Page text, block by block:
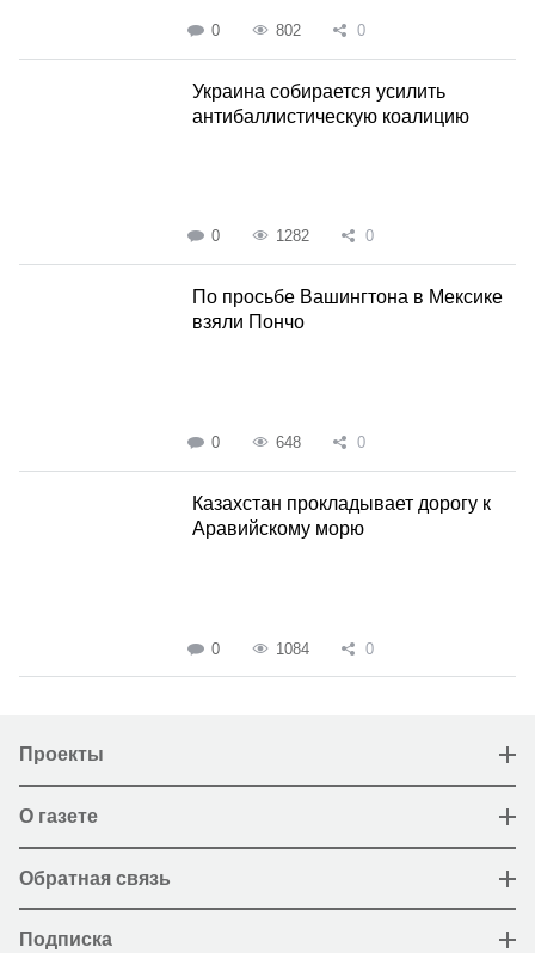
0 802 0
Украина собирается усилить
антибаллистическую коалицию
0 1282 0
По просьбе Вашингтона в Мексике
взяли Пончо
0 648 0
Казахстан прокладывает дорогу к
Аравийскому морю
0 1084 0
Проекты
О газете
Обратная связь
Подписка